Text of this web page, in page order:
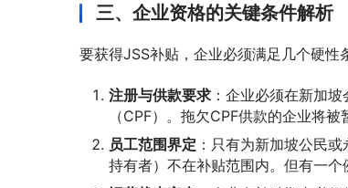
三、企业资格的关键条件解析
要获得JSS补贴，企业必须满足几个硬性
注册与供款要求 ：企业必须在新加
（CPF）。拖欠CPF供款的企业将
员工范围界定 ：只有为新加坡公民
持有者）不在补贴范围内。但有一